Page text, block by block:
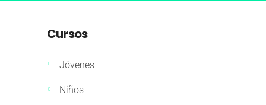
Cursos
Jóvenes
Niños